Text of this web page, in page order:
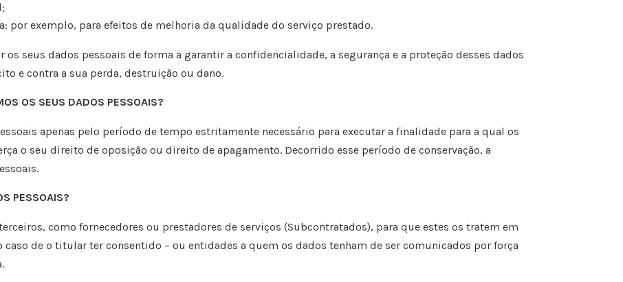
: por exemplo, para efeitos de melhoria da qualidade do serviço prestado.
os seus dados pessoais de forma a garantir a confidencialidade, a segurança e a proteção desses dados
e contra a sua perda, destruição ou dano.
OS SEUS DADOS PESSOAIS?
apenas pelo período de tempo estritamente necessário para executar a finalidade para a qual os
o seu direito de oposição ou direito de apagamento. Decorrido esse período de conservação, a
PESSOAIS?
como fornecedores ou prestadores de serviços (Subcontratados), para que estes os tratem em
caso de o titular ter consentido – ou entidades a quem os dados tenham de ser comunicados por força